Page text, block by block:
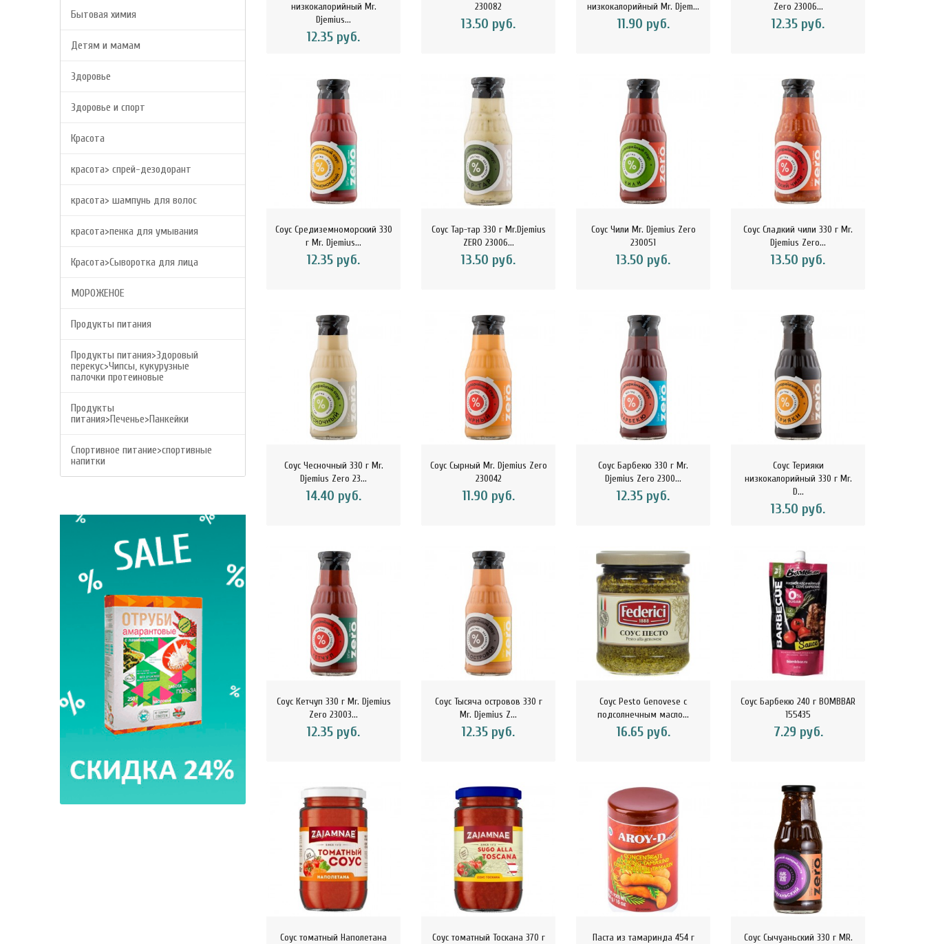
Бытовая химия
Детям и мамам
Здоровье
Здоровье и спорт
Красота
красота> спрей-дезодорант
красота> шампунь для волос
красота>пенка для умывания
Красота>Сыворотка для лица
МОРОЖЕНОЕ
Продукты питания
Продукты питания>Здоровый
перекус>Чипсы, кукурузные
палочки протеиновые
Продукты
питания>Печенье>Панкейки
Спортивное питание>спортивные
напитки
низкокалорийный Mr.
Djemius...
12.35 руб.
230082
13.50 руб.
низкокалорийный Mr. Djem...
11.90 руб.
Zero 23006...
12.35 руб.
Соус Средиземноморский 330
г Mr. Djemius...
12.35 руб.
Соус Тар-тар 330 г Mr.Djemius
ZERO 23006...
13.50 руб.
Соус Чили Mr. Djemius Zero
230051
13.50 руб.
Соус Сладкий чили 330 г Mr.
Djemius Zero...
13.50 руб.
Соус Чесночный 330 г Mr.
Djemius Zero 23...
14.40 руб.
Соус Сырный Mr. Djemius Zero
230042
11.90 руб.
Соус Барбекю 330 г Mr.
Djemius Zero 2300...
12.35 руб.
Соус Терияки
низкокалорийный 330 г Mr.
D...
13.50 руб.
Соус Кетчуп 330 г Mr. Djemius
Zero 23003...
12.35 руб.
Соус Тысяча островов 330 г
Mr. Djemius Z...
12.35 руб.
Соус Pesto Genovese c
подсолнечным масло...
16.65 руб.
Соус Барбекю 240 г BOMBBAR
155435
7.29 руб.
Соус томатный Наполетана
Соус томатный Тоскана 370 г
Паста из тамаринда 454 г
Соус Сычуаньский 330 г MR.